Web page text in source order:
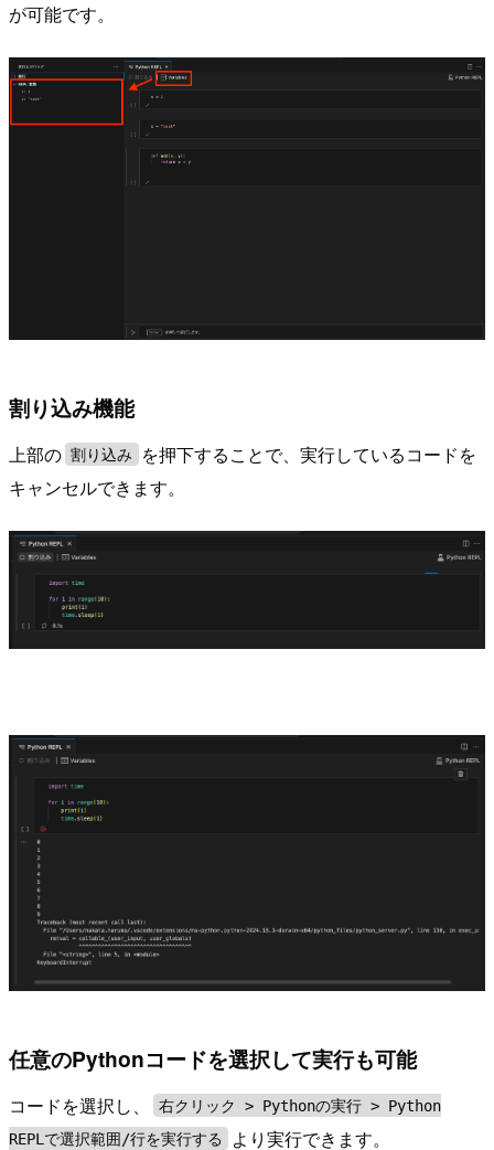
が可能です。
割り込み機能
上部の 割り込み
を押下することで、実行しているコードを
キャンセルできます。
任意のPythonコードを選択して実行も可能
コードを選択し、
右クリック > Pythonの実行 > Python
REPLで選択範囲/行を実行する
より実行できます。